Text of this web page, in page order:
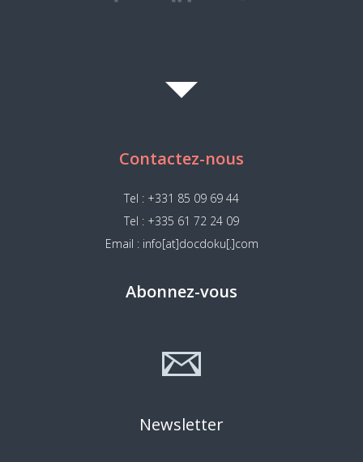
Contactez-nous
Tel : +331 85 09 69 44
Tel : +335 61 72 24 09
Email : info[at]docdoku[.]com
Abonnez-vous
Newsletter